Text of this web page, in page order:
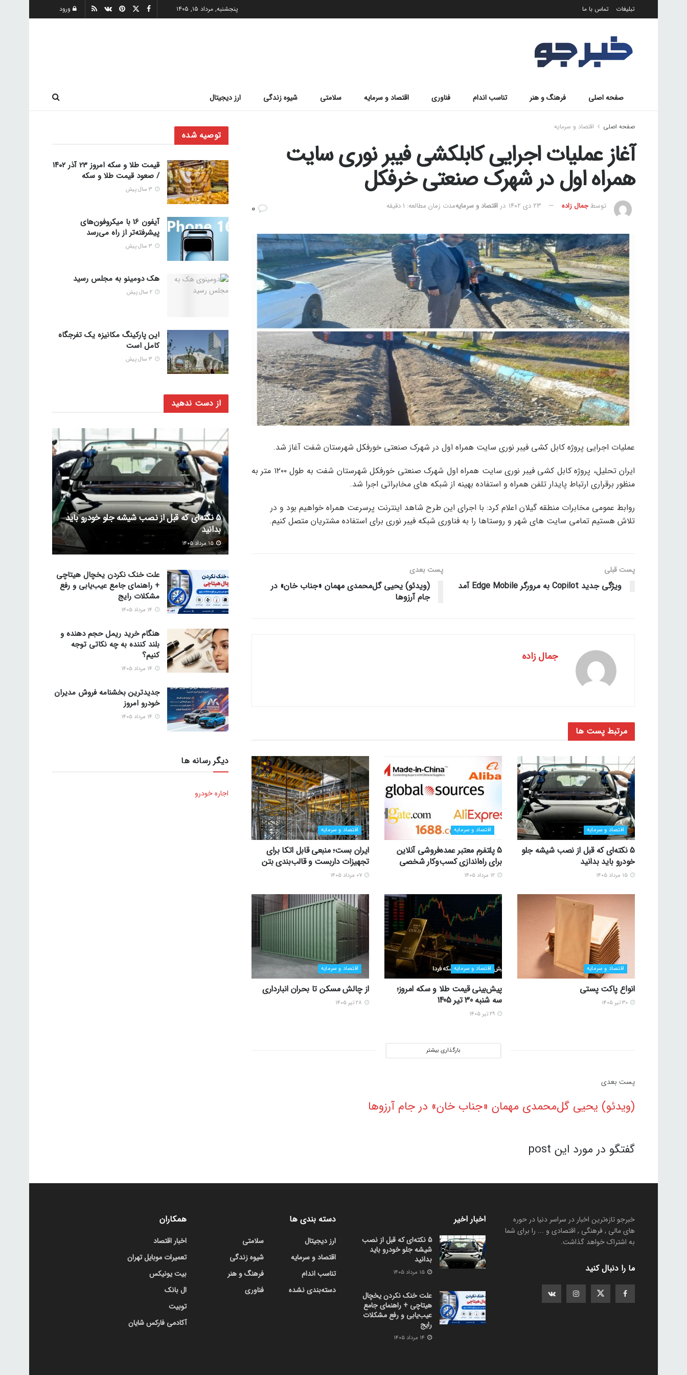
تبلیغات تماس با ما پنجشنبه, مرداد ۱۵, ۱۴۰۵ ورود
صفحه اصلی فرهنگ و هنر تناسب اندام فناوری اقتصاد و سرمایه سلامتی شیوه زندگی ارز دیجیتال
صفحه اصلی اقتصاد و سرمایه
آغاز عملیات اجرایی کابلکشی فیبر نوری سایت
همراه اول در شهرک صنعتی خرفکل
توسطجمال زاده ۲۳ دی ۱۴۰۲ در اقتصاد و سرمایهمدت زمان مطالعه: 1 دقیقه
عملیات اجرایی پروژه کابل کشی فیبر نوری سایت همراه اول در شهرک صنعتی خورفکل شهرستان شفت آغاز شد.
ایران تحلیل، پروژه کابل کشی فیبر نوری سایت همراه اول شهرک صنعتی خورفکل شهرستان شفت به طول ۱۲۰۰ متر به
منظور برقراری ارتباط پایدار تلفن همراه و استفاده بهینه از شبکه های مخابراتی اجرا شد.
روابط عمومی مخابرات منطقه گیلان اعلام کرد: با اجرای این طرح شاهد اینترنت پرسرعت همراه خواهیم بود و در
تلاش هستیم تمامی سایت های شهر و روستاها را به فناوری شبکه فیبر نوری برای استفاده مشتریان متصل کنیم.
پست قبلی
ویژگی جدید Copilot به مرورگر Edge Mobile آمد
پست‌ بعدی
(ویدئو) یحیی گل‌محمدی مهمان «جناب خان» در
جام آرزوها
جمال زاده
مرتبط پست ها
اقتصاد و سرمایه
5 نکته‌ای که قبل از نصب شیشه جلو
خودرو باید بدانید
اقتصاد و سرمایه
5 پلتفرم معتبر عمده‌فروشی آنلاین
برای راه‌اندازی کسب‌وکار شخصی
اقتصاد و سرمایه
ایران بست؛ منبعی قابل اتکا برای
تجهیزات داربست و قالب‌بندی بتن
اقتصاد و سرمایه
انواع پاکت پستی
اقتصاد و سرمایه
پیش‌بینی قیمت طلا و سکه امروز؛
سه شنبه 30 تیر 1405
اقتصاد و سرمایه
از چالش مسکن تا بحران انبارداری
بارگذاری بیشتر
پست‌ بعدی
(ویدئو) یحیی گل‌محمدی مهمان «جناب خان» در جام آرزوها
گفتگو در مورد این post
توصیه شده
قیمت طلا و سکه امروز 23 آذر ۱۴۰۲
/ صعود قیمت طلا و سکه
آیفون 16 با میکروفون‌های
پیشرفته‌تر از راه می‌رسد
هک دومینو به مجلس رسید
این پارکینگ مکانیزه یک تفرجگاه
کامل است
از دست ندهید
5 نکته‌ای که قبل از نصب شیشه جلو خودرو باید
بدانید
۱۵ مرداد ۱۴۰۵
علت خنک نکردن یخچال هیتاچی
+ راهنمای جامع عیب‌یابی و رفع
مشکلات رایج
هنگام خرید ریمل حجم دهنده و
بلند کننده به چه نکاتی توجه
کنیم؟
جدیدترین بخشنامه فروش مدیران
خودرو امروز
دیگر رسانه ها
اجاره خودرو
خبرجو تازه‌ترین اخبار در سراسر دنیا در حوره
های مالی , فرهنگی , اقتصادی و ... را برای شما
به اشتراک خواهد گذاشت.
ما را دنبال کنید
اخبار اخیر
5 نکته‌ای که قبل از نصب
شیشه جلو خودرو باید
بدانید
۱۵ مرداد ۱۴۰۵
علت خنک نکردن یخچال
هیتاچی + راهنمای جامع
عیب‌یابی و رفع مشکلات
رایج
دسته بندی ها
ارز دیجیتال
اقتصاد و سرمایه
تناسب اندام
دسته‌بندی نشده
سلامتی
شیوه زندگی
فرهنگ و هنر
فناوری
همکاران
اخبار اقتصاد
تعمیرات موبایل تهران
بیت یونیکس
ال بانک
توبیت
آکادمی فارکس شایان